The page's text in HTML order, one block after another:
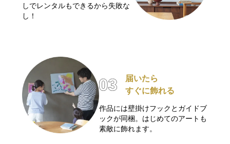
しでレンタルもできるから失敗な
し！
届いたら
すぐに飾れる
作品には壁掛けフックとガイドブ
ックが同梱。はじめてのアートも
素敵に飾れます。